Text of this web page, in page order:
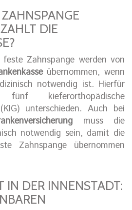
DIE
Zahnspange werden von
übernommen, wenn
notwendig ist. Hierfür
kieferorthopädische
unterschieden. Auch bei
muss die
notwendig sein, damit die
Zahnspange übernommen
IN DER INNENSTADT: